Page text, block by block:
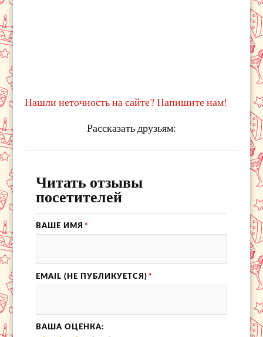
Нашли неточность на сайте? Напишите нам!
Рассказать друзьям:
Читать отзывы
посетителей
ВАШЕ ИМЯ *
EMAIL (НЕ ПУБЛИКУЕТСЯ) *
ВАША ОЦЕНКА: